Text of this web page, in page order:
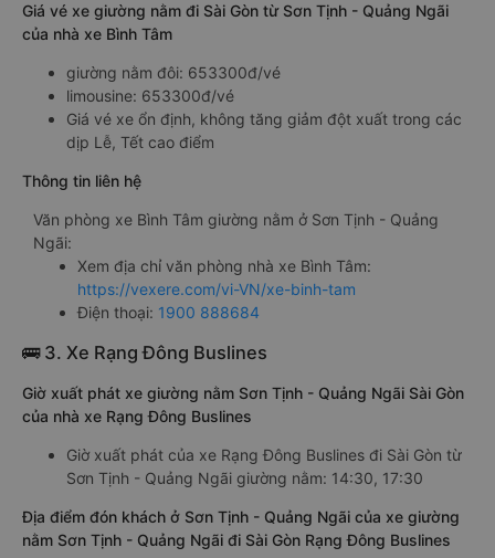
Giá vé xe giường nằm đi Sài Gòn từ Sơn Tịnh - Quảng Ngãi
của nhà xe Bình Tâm
giường nằm đôi: 653300đ/vé
limousine: 653300đ/vé
Giá vé xe ổn định, không tăng giảm đột xuất trong các
dịp Lễ, Tết cao điểm
Thông tin liên hệ
Văn phòng xe Bình Tâm giường nằm ở Sơn Tịnh - Quảng
Ngãi:
Xem địa chỉ văn phòng nhà xe Bình Tâm:
https://vexere.com/vi-VN/xe-binh-tam
Điện thoại: 1900 888684
🚌 3. Xe Rạng Đông Buslines
Giờ xuất phát xe giường nằm Sơn Tịnh - Quảng Ngãi Sài Gòn
của nhà xe Rạng Đông Buslines
Giờ xuất phát của xe Rạng Đông Buslines đi Sài Gòn từ
Sơn Tịnh - Quảng Ngãi giường nằm: 14:30, 17:30
Địa điểm đón khách ở Sơn Tịnh - Quảng Ngãi của xe giường
nằm Sơn Tịnh - Quảng Ngãi đi Sài Gòn Rạng Đông Buslines